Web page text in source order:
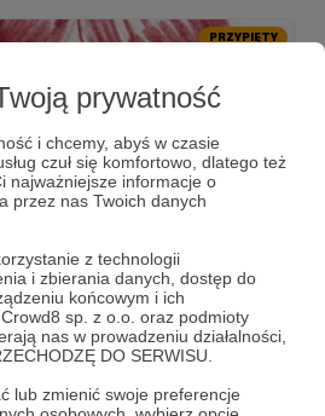
prywatność
i chcemy, abyś w czasie
czuł się komfortowo, dlatego też
najważniejsze informacje o
przez nas Twoich danych
z technologii
i zbierania danych, dostęp do
końcowym i ich
sp. z o.o. oraz podmioty
nas w prowadzeniu działalności,
DO SERWISU.
lub zmienić swoje preferencje
PRZYPIĘTY
Odchodzę
każdy odcinek podcastu Też